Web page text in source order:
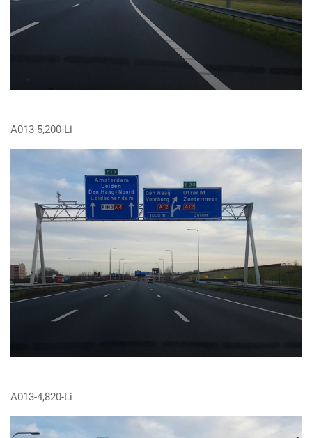
A013-5,200-Li
A013-4,820-Li